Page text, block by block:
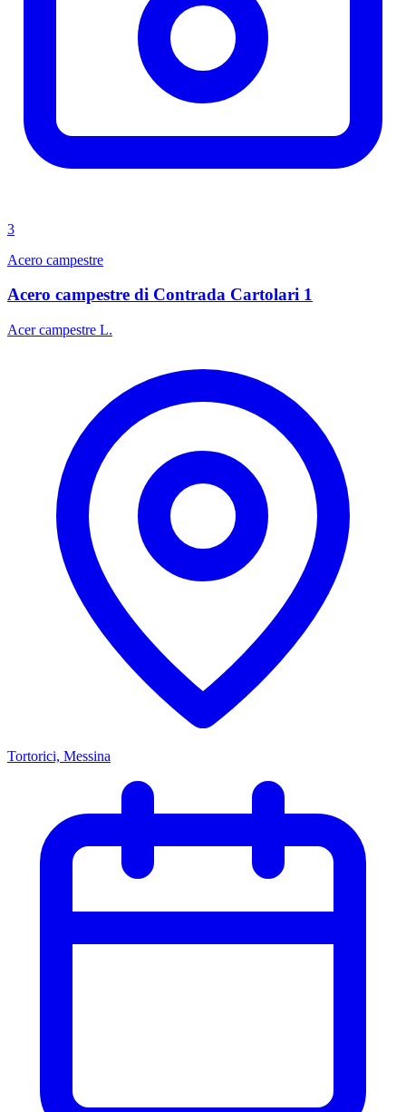
3
Acero campestre
Acero campestre di Contrada Cartolari 1
Acer campestre L.
Tortorici, Messina